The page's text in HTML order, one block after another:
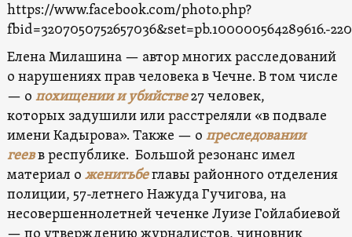
https://www.facebook.com/photo.php?
fbid=3207050752657036&set=pb.100000564289616.-
Елена Милашина — автор многих расследований
о нарушениях прав человека в Чечне. В том числе
— о похищении и убийстве27 человек,
которых задушили или расстреляли «в подвале
имени Кадырова». Также — о преследовании
геевв республике. Большой резонанс имел
материал о женитьбеглавы районного отделения
полиции, 57-летнего Нажуда Гучигова, на
несовершеннолетней чеченке Луизе Гойлабиевой